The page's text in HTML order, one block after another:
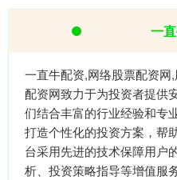
一
一直牛配资,网络股票配资
配资网致力于为投资者提供
们结合丰富的行业经验和专
打造个性化的投资方案，帮
台采用先进的技术保障用户
析、投资策略指导等增值服